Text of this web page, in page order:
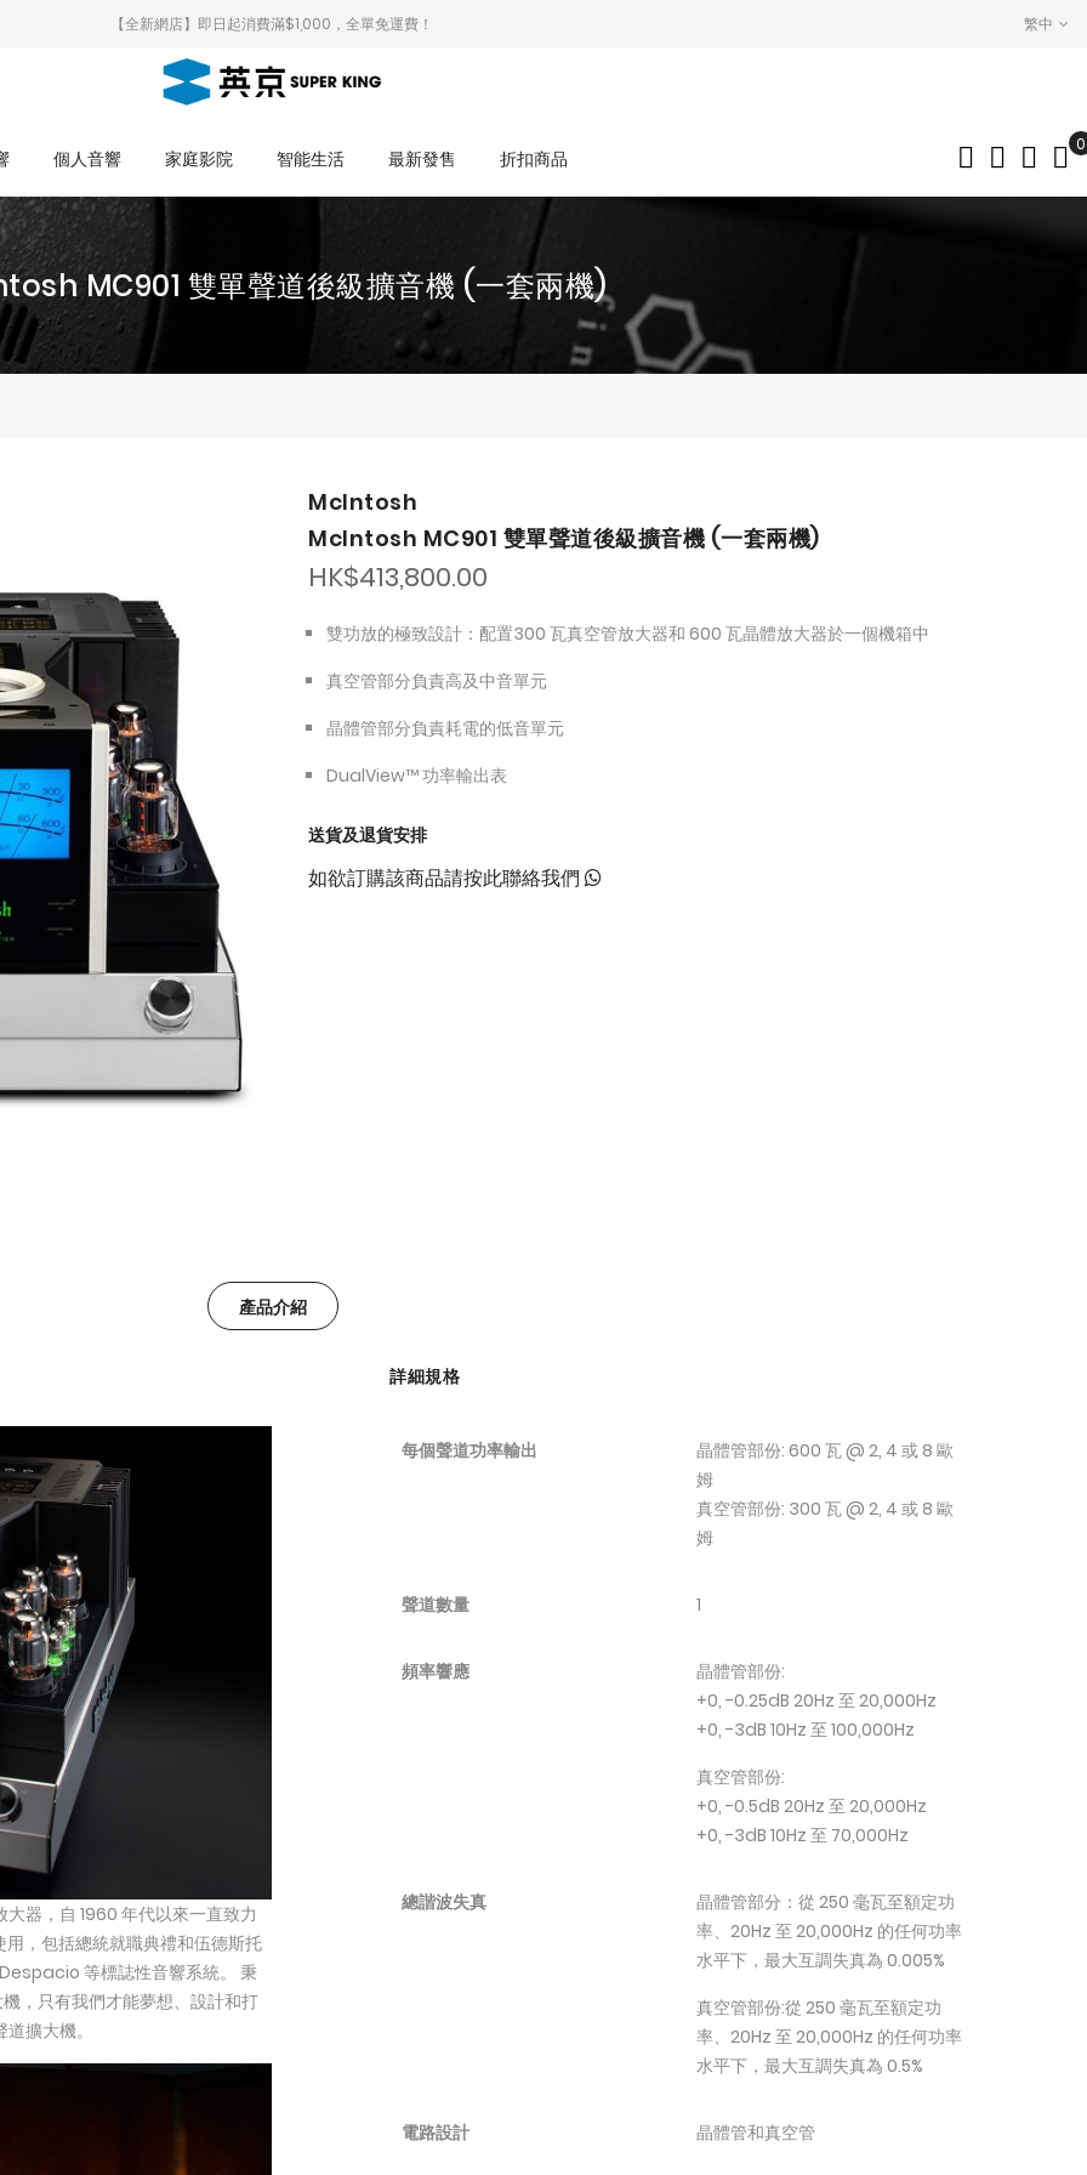
【全新網店】即日起消費滿$1,000，全單免運費！ 繁中
個人音響 家庭影院 智能生活 最新發售 折扣商品
0
MC901 雙單聲道後級擴音機 (一套兩機)
McIntosh
McIntosh MC901 雙單聲道後級擴音機 (一套兩機)
HK$413,800.00
雙功放的極致設計：配置300 瓦真空管放大器和 600 瓦晶體放大器於一個機箱中
真空管部分負責高及中音單元
晶體管部分負責耗電的低音單元
DualView™ 功率輸出表
送貨及退貨安排
如欲訂購該商品請按此聯絡我們
產品介紹
器，自 1960 年代以來一直致力
，包括總統就職典禮和伍德斯托
等標誌性音響系統。 秉
，只有我們才能夢想、設計和打
擴大機。
詳細規格
每個聲道功率輸出
晶體管部份: 600 瓦 @ 2, 4 或 8 歐
姆
真空管部份: 300 瓦 @ 2, 4 或 8 歐
姆
聲道數量 1
頻率響應
晶體管部份:
+0, -0.25dB 20Hz 至 20,000Hz
+0, -3dB 10Hz 至 100,000Hz
真空管部份:
+0, -0.5dB 20Hz 至 20,000Hz
+0, -3dB 10Hz 至 70,000Hz
總諧波失真
晶體管部分：從 250 毫瓦至額定功
率、20Hz 至 20,000Hz 的任何功率
水平下，最大互調失真為 0.005%
真空管部份:從 250 毫瓦至額定功
率、20Hz 至 20,000Hz 的任何功率
水平下，最大互調失真為 0.5%
電路設計 晶體管和真空管